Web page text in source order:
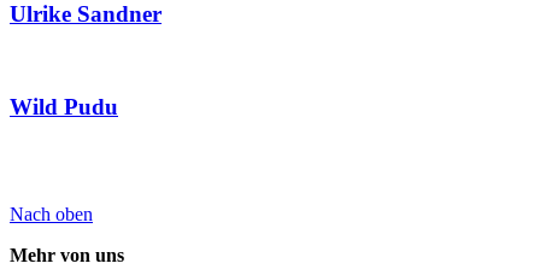
Ulrike Sandner
Wild Pudu
Nach oben
Mehr von uns